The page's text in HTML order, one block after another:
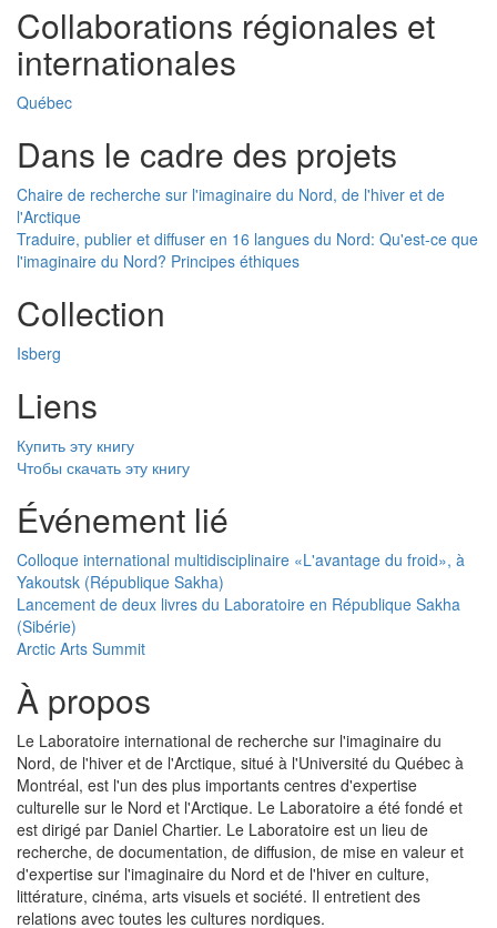
Collaborations régionales et
internationales
Québec
Dans le cadre des projets
Chaire de recherche sur l'imaginaire du Nord, de l'hiver et de
l'Arctique
Traduire, publier et diffuser en 16 langues du Nord: Qu'est-ce que
l'imaginaire du Nord? Principes éthiques
Collection
Isberg
Liens
Купить эту книгу
Чтобы скачать эту книгу
Événement lié
Colloque international multidisciplinaire «L'avantage du froid», à
Yakoutsk (République Sakha)
Lancement de deux livres du Laboratoire en République Sakha
(Sibérie)
Arctic Arts Summit
À propos
Le Laboratoire international de recherche sur l'imaginaire du
Nord, de l'hiver et de l'Arctique, situé à l'Université du Québec à
Montréal, est l'un des plus importants centres d'expertise
culturelle sur le Nord et l'Arctique. Le Laboratoire a été fondé et
est dirigé par Daniel Chartier. Le Laboratoire est un lieu de
recherche, de documentation, de diffusion, de mise en valeur et
d'expertise sur l'imaginaire du Nord et de l'hiver en culture,
littérature, cinéma, arts visuels et société. Il entretient des
relations avec toutes les cultures nordiques.